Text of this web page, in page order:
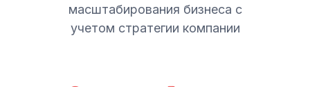
масштабирования бизнеса с
учетом стратегии компании